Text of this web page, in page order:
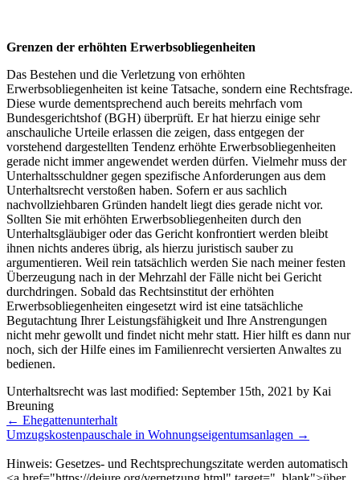
Grenzen der erhöhten Erwerbsobliegenheiten
Das Bestehen und die Verletzung von erhöhten
Erwerbsobliegenheiten ist keine Tatsache, sondern eine Rechtsfrage.
Diese wurde dementsprechend auch bereits mehrfach vom
Bundesgerichtshof (BGH) überprüft. Er hat hierzu einige sehr
anschauliche Urteile erlassen die zeigen, dass entgegen der
vorstehend dargestellten Tendenz erhöhte Erwerbsobliegenheiten
gerade nicht immer angewendet werden dürfen. Vielmehr muss der
Unterhaltsschuldner gegen spezifische Anforderungen aus dem
Unterhaltsrecht verstoßen haben. Sofern er aus sachlich
nachvollziehbaren Gründen handelt liegt dies gerade nicht vor.
Sollten Sie mit erhöhten Erwerbsobliegenheiten durch den
Unterhaltsgläubiger oder das Gericht konfrontiert werden bleibt
ihnen nichts anderes übrig, als hierzu juristisch sauber zu
argumentieren. Weil rein tatsächlich werden Sie nach meiner festen
Überzeugung nach in der Mehrzahl der Fälle nicht bei Gericht
durchdringen. Sobald das Rechtsinstitut der erhöhten
Erwerbsobliegenheiten eingesetzt wird ist eine tatsächliche
Begutachtung Ihrer Leistungsfähigkeit und Ihre Anstrengungen
nicht mehr gewollt und findet nicht mehr statt. Hier hilft es dann nur
noch, sich der Hilfe eines im Familienrecht versierten Anwaltes zu
bedienen.
Unterhaltsrecht was last modified: September 15th, 2021 by Kai
Breuning
Weitere
Meldungen
← Ehegattenunterhalt
Umzugskostenpauschale in Wohnungseigentumsanlagen →
Hinweis: Gesetzes- und Rechtsprechungszitate werden automatisch